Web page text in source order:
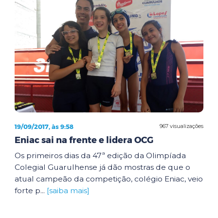
967 visualizações
19/09/2017, às 9:58
Eniac sai na frente e lidera OCG
Os primeiros dias da 47ª edição da Olimpíada
Colegial Guarulhense já dão mostras de que o
atual campeão da competição, colégio Eniac, veio
forte p... [saiba mais]